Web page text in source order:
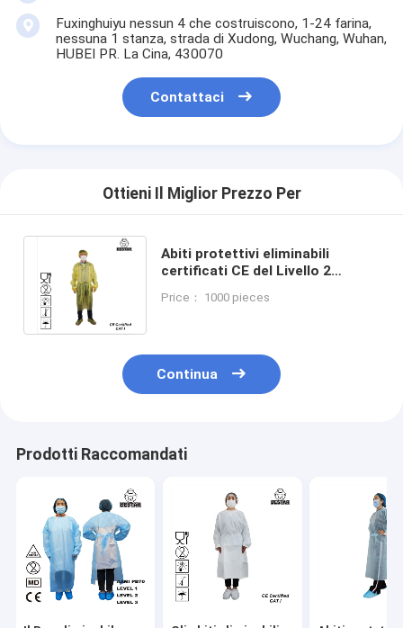
Fuxinghuiyu nessun 4 che costruiscono, 1-24 farina,
nessuna 1 stanza, strada di Xudong, Wuchang, Wuhan,
HUBEI PR. La Cina, 430070
Contattaci
Ottieni Il Miglior Prezzo Per
Abiti protettivi eliminabili
certificati CE del Livello 2
di isolamento
Price： 1000 pieces
Continua
Prodotti Raccomandati